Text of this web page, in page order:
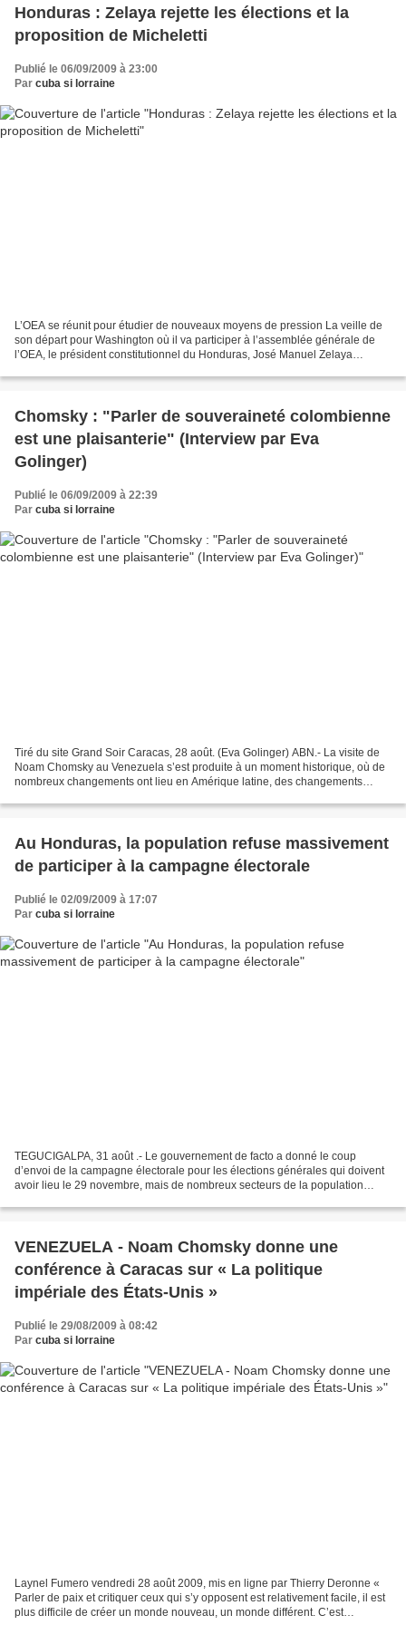
Honduras : Zelaya rejette les élections et la
proposition de Micheletti
Publié le 06/09/2009 à 23:00
Par cuba si lorraine
L’OEA se réunit pour étudier de nouveaux moyens de pression La veille de
son départ pour Washington où il va participer à l’assemblée générale de
l’OEA, le président constitutionnel du Honduras, José Manuel Zelaya
Chomsky : "Parler de souveraineté colombienne
est une plaisanterie" (Interview par Eva
Golinger)
Publié le 06/09/2009 à 22:39
Par cuba si lorraine
Tiré du site Grand Soir Caracas, 28 août. (Eva Golinger) ABN.- La visite de
Noam Chomsky au Venezuela s’est produite à un moment historique, où de
nombreux changements ont lieu en Amérique latine, des changements
Au Honduras, la population refuse massivement
de participer à la campagne électorale
Publié le 02/09/2009 à 17:07
Par cuba si lorraine
TEGUCIGALPA, 31 août .- Le gouvernement de facto a donné le coup
d’envoi de la campagne électorale pour les élections générales qui doivent
avoir lieu le 29 novembre, mais de nombreux secteurs de la population
VENEZUELA - Noam Chomsky donne une
conférence à Caracas sur « La politique
impériale des États-Unis »
Publié le 29/08/2009 à 08:42
Par cuba si lorraine
Laynel Fumero vendredi 28 août 2009, mis en ligne par Thierry Deronne «
Parler de paix et critiquer ceux qui s’y opposent est relativement facile, il est
plus difficile de créer un monde nouveau, un monde différent. C’est